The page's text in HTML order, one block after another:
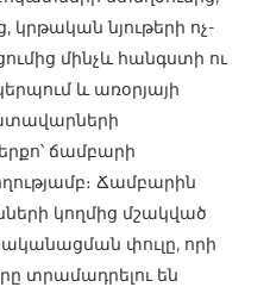
նյութերի ոչ-
մինչև հանգստի ու
և առօրյայի
ճամբարի
Ճամբարին
կողմից մշակված
փուլը, որի
տրամադրելու են